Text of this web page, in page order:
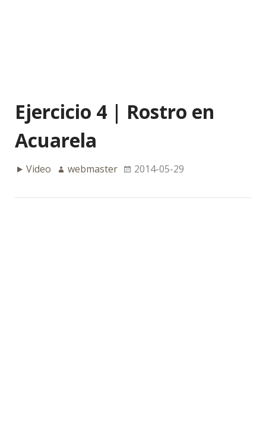
Ejercicio 4 | Rostro en
Acuarela
Video webmaster 2014-05-29